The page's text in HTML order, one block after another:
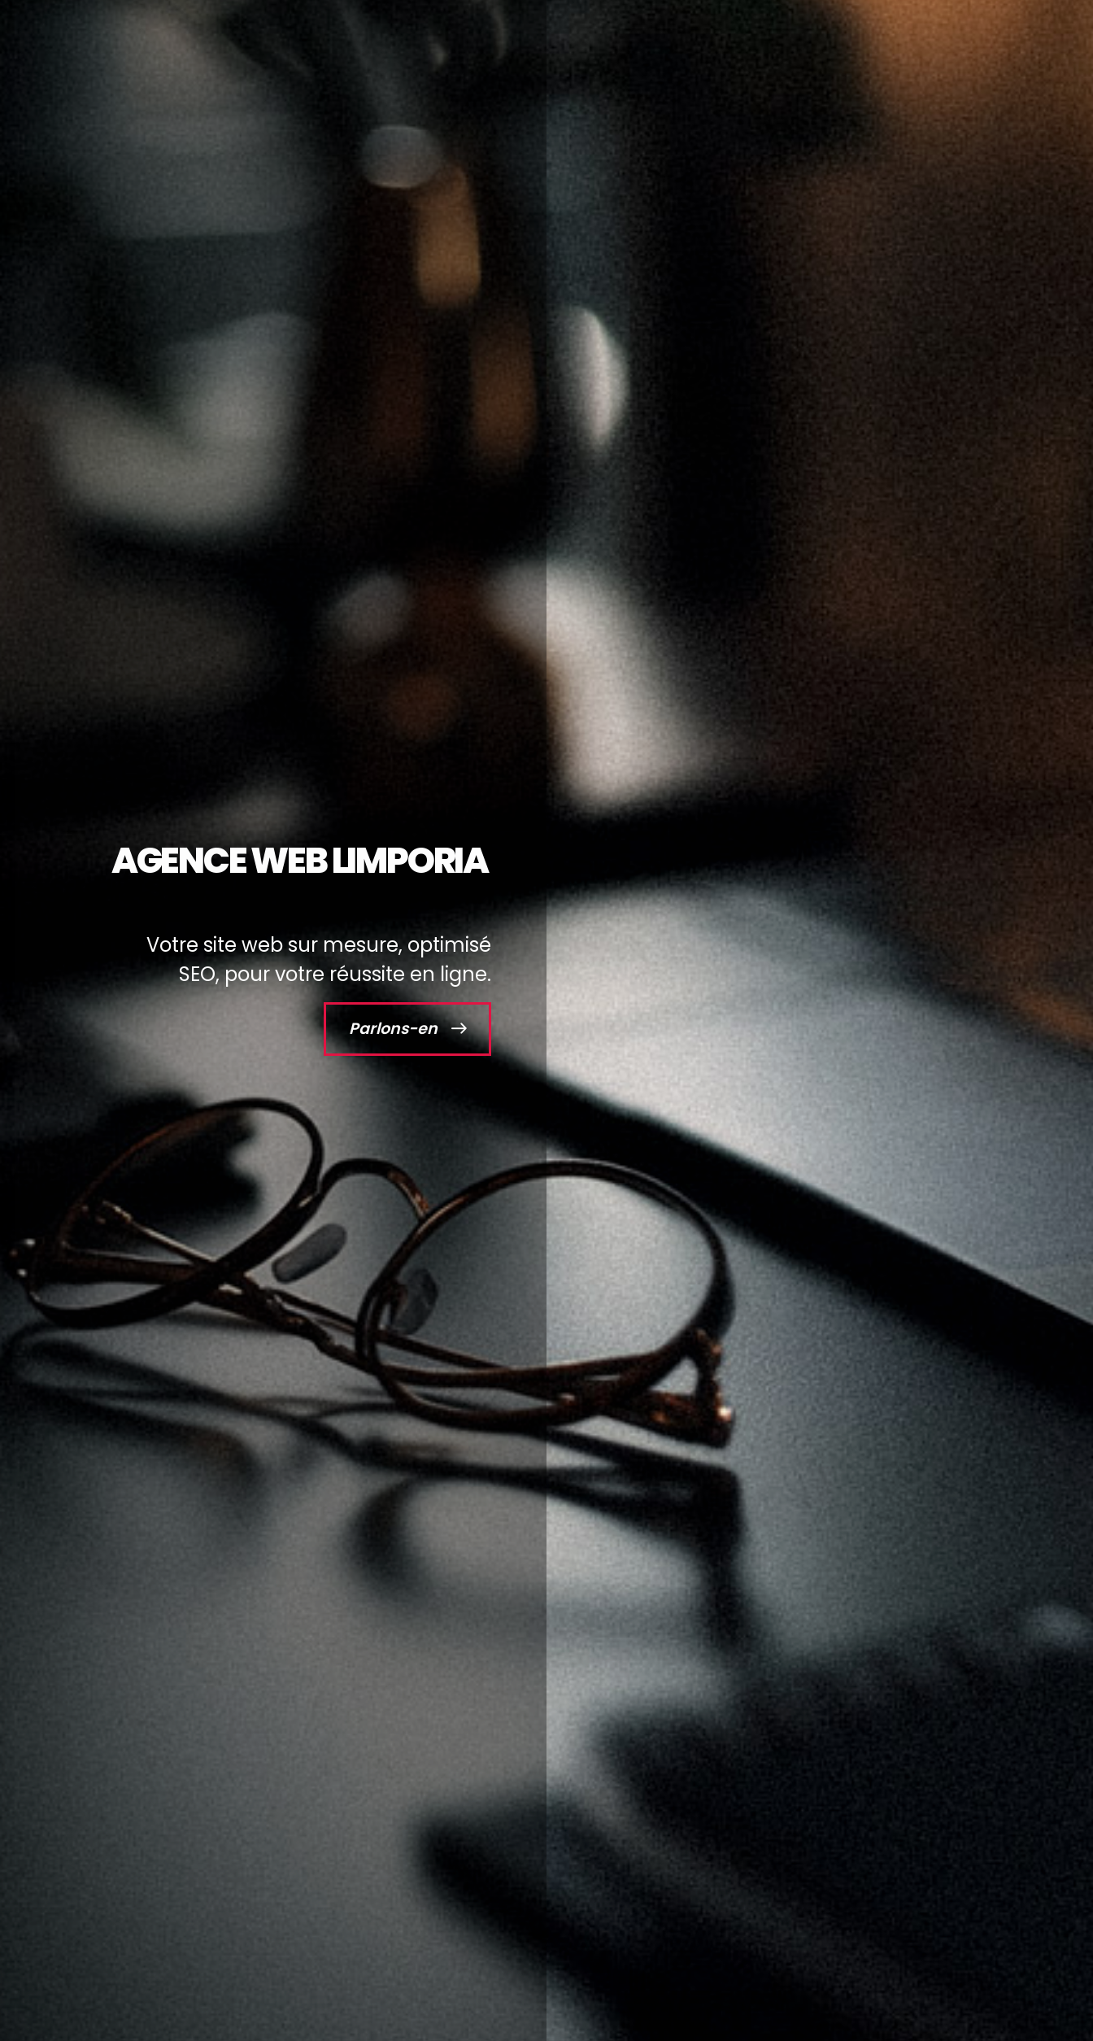
AGENCE WEB LIMPORIA
Votre site web sur mesure, optimisé
SEO, pour votre réussite en ligne.
Parlons-en